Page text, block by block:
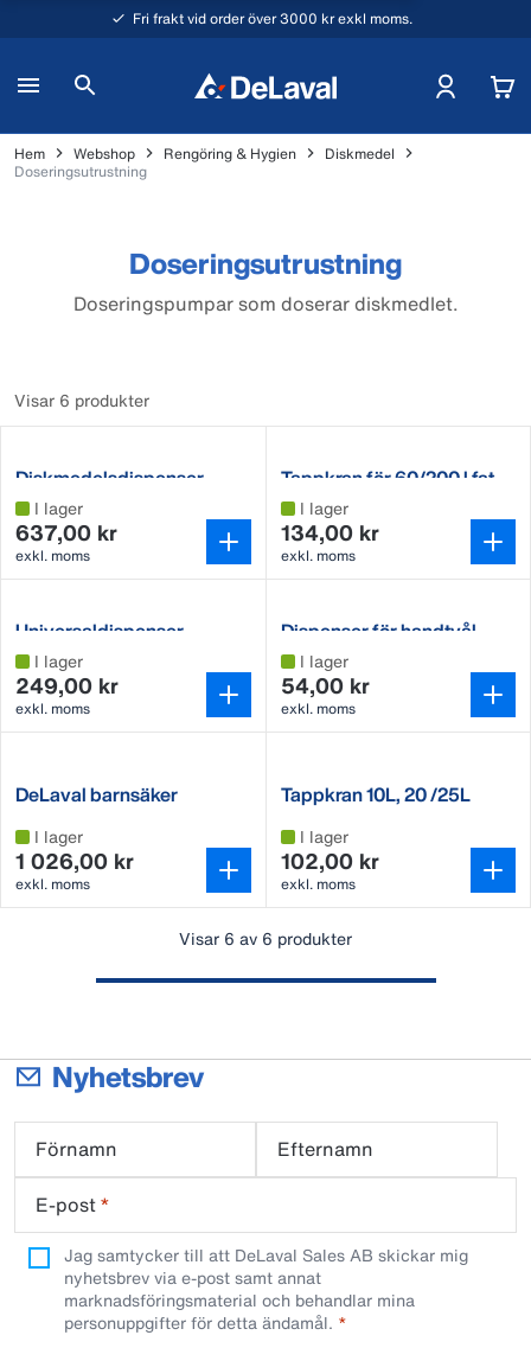
Fri frakt vid order över 3000 kr exkl moms.
Hem Webshop Rengöring & Hygien
Diskmedel
Doseringsutrustning
Doseringsutrustning
Doseringspumpar som doserar diskmedlet.
Visar 6 produkter
Diskmedelsdispenser
I lager
637,00 kr
exkl. moms
Tappkran för 60/200 l fat
I lager
134,00 kr
exkl. moms
Universaldispenser
I lager
249,00 kr
exkl. moms
Dispenser för handtvål
I lager
54,00 kr
exkl. moms
DeLaval barnsäker
I lager
1 026,00 kr
exkl. moms
Tappkran 10L, 20 /25L
I lager
102,00 kr
exkl. moms
Visar 6 av 6 produkter
Nyhetsbrev
Förnamn
Efternamn
E-post*
Jag samtycker till att DeLaval Sales AB skickar mig
nyhetsbrev via e-post samt annat
marknadsföringsmaterial och behandlar mina
personuppgifter för detta ändamål.